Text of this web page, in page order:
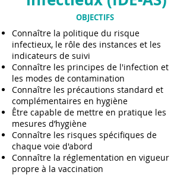
OBJECTIFS
Connaître la politique du risque
infectieux, le rôle des instances et les
indicateurs de suivi
Connaître les principes de l'infection et
les modes de contamination
Connaître les précautions standard et
complémentaires en hygiène
Être capable de mettre en pratique les
mesures d’hygiène
Connaître les risques spécifiques de
chaque voie d'abord
Connaître la réglementation en vigueur
propre à la vaccination